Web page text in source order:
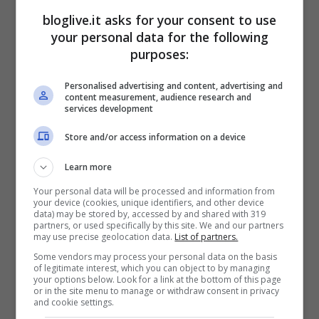
Carolina Stramare (Screenshot Instagram)
bloglive.it asks for your consent to use
your personal data for the following
purposes:
Personalised advertising and content, advertising and
content measurement, audience research and
services development
Store and/or access information on a device
Learn more
Your personal data will be processed and information from
your device (cookies, unique identifiers, and other device
data) may be stored by, accessed by and shared with 319
partners, or used specifically by this site. We and our partners
may use precise geolocation data. List of partners.
Some vendors may process your personal data on the basis
of legitimate interest, which you can object to by managing
your options below. Look for a link at the bottom of this page
or in the site menu to manage or withdraw consent in privacy
and cookie settings.